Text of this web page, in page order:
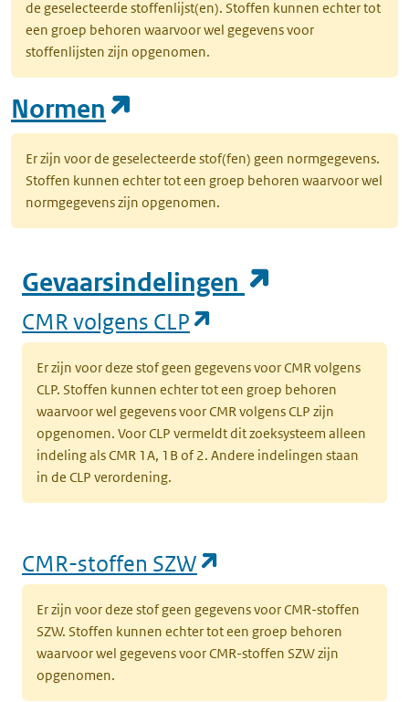
de geselecteerde stoffenlijst(en). Stoffen kunnen echter tot
een groep behoren waarvoor wel gegevens voor
stoffenlijsten zijn opgenomen.
Normen
Er zijn voor de geselecteerde stof(fen) geen normgegevens.
Stoffen kunnen echter tot een groep behoren waarvoor wel
normgegevens zijn opgenomen.
Gevaarsindelingen
CMR volgens CLP
Er zijn voor deze stof geen gegevens voor CMR volgens
CLP. Stoffen kunnen echter tot een groep behoren
waarvoor wel gegevens voor CMR volgens CLP zijn
opgenomen. Voor CLP vermeldt dit zoeksysteem alleen
indeling als CMR 1A, 1B of 2. Andere indelingen staan
in de CLP verordening.
CMR-stoffen SZW
Er zijn voor deze stof geen gegevens voor CMR-stoffen
SZW. Stoffen kunnen echter tot een groep behoren
waarvoor wel gegevens voor CMR-stoffen SZW zijn
opgenomen.